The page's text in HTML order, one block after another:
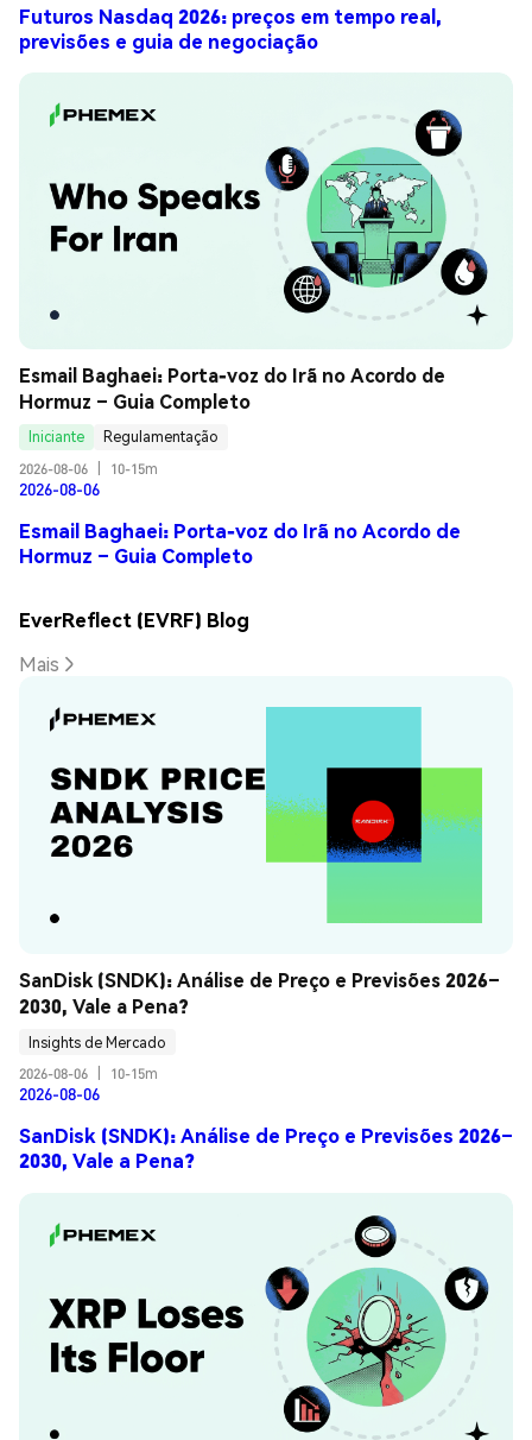
Futuros Nasdaq 2026: preços em tempo real,
previsões e guia de negociação
Esmail Baghaei: Porta-voz do Irã no Acordo de
Hormuz – Guia Completo
Iniciante
Regulamentação
2026-08-06
10-15m
2026-08-06
Esmail Baghaei: Porta-voz do Irã no Acordo de
Hormuz – Guia Completo
EverReflect (EVRF) Blog
Mais
SanDisk (SNDK): Análise de Preço e Previsões 2026–
2030, Vale a Pena?
Insights de Mercado
2026-08-06
10-15m
2026-08-06
SanDisk (SNDK): Análise de Preço e Previsões 2026–
2030, Vale a Pena?